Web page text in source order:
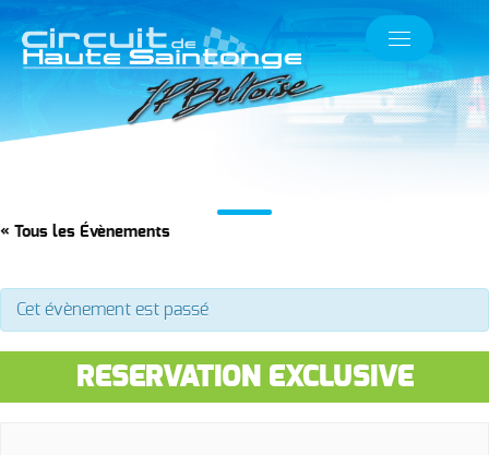
« Tous les Évènements
Cet évènement est passé
RESERVATION EXCLUSIVE